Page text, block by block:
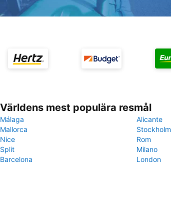
Världens mest populära resmål
Málaga
Alicante
Mallorca
Stockholm
Nice
Rom
Split
Milano
Barcelona
London